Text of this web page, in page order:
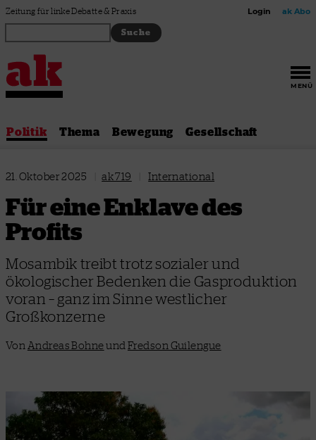
Zum Inhalt springen
Zeitung für linke Debatte & Praxis Login ak Abo
MENÜ
Politik Thema Bewegung Gesellschaft
21. Oktober 2025 ak 719 International
Für eine Enklave des
Profits
Mosambik treibt trotz sozialer und
ökologischer Bedenken die Gasproduktion
voran – ganz im Sinne westlicher
Großkonzerne
Von Andreas Bohneund Fredson Guilengue